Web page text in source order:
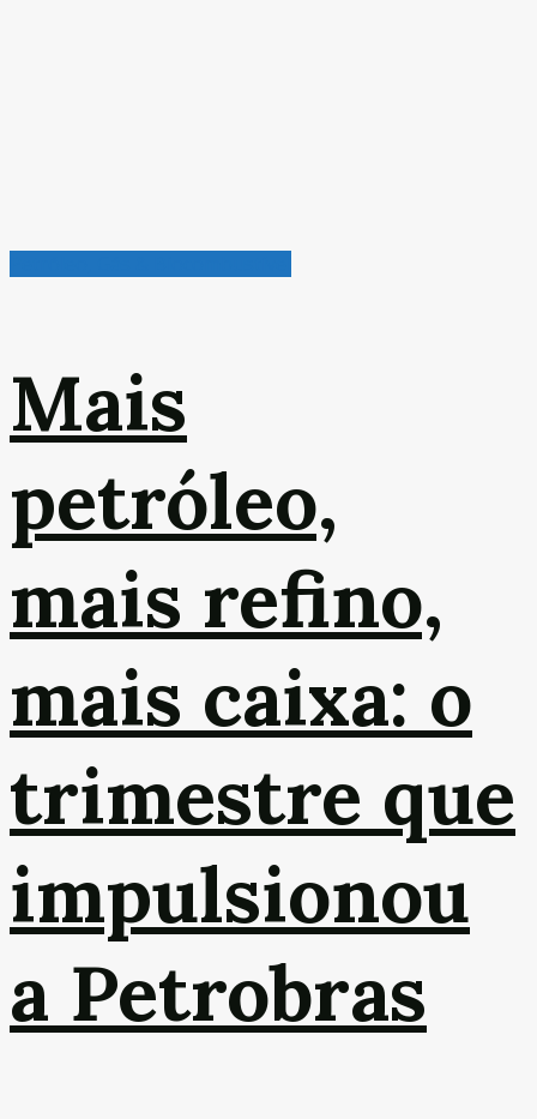
Mais
petróleo,
mais refino,
mais caixa: o
trimestre que
impulsionou
a Petrobras